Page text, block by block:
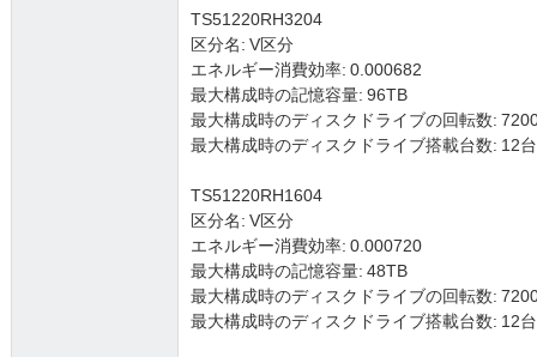
TS51220RH3204
区分名: V区分
エネルギー消費効率: 0.000682
最大構成時の記憶容量: 96TB
最大構成時のディスクドライブの回転数:
最大構成時のディスクドライブ搭載台数: 12
TS51220RH1604
区分名: V区分
エネルギー消費効率: 0.000720
最大構成時の記憶容量: 48TB
最大構成時のディスクドライブの回転数:
最大構成時のディスクドライブ搭載台数: 12